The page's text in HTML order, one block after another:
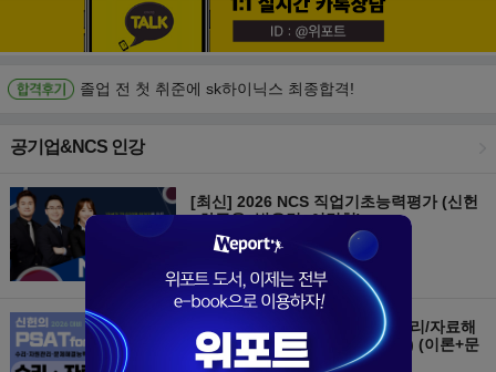
졸업 전 첫 취준에 sk하이닉스 최종합격!
공기업&NCS 인강
[최신] 2026 NCS 직업기초능력평가 (신헌
+하주응+박은경+이경현)
신헌/ 조회 20067
[최신] 신헌의 PSAT for NCS 수리/자료해
석(수리·자원관리·문제해결능력) (이론+문
제풀이+실전편) - All in one